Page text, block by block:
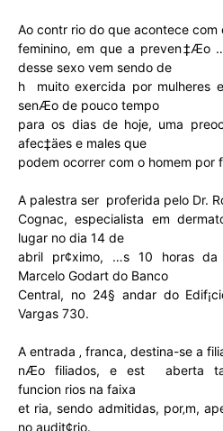
Ao contr rio do que acontece com
feminino, em que a preven‡Æo
desse sexo vem sendo de
h muito exercida por mulheres
senÆo de pouco tempo
para os dias de hoje, uma
afec‡äes e males que
podem ocorrer com o homem por
A palestra ser proferida pelo Dr.
Cognac, especialista em
lugar no dia 14 de
abril pr¢ximo, …s 10 horas
Marcelo Godart do Banco
Central, no 24§ andar do
Vargas 730.
A entrada ‚ franca, destina-se a
nÆo filiados, e est aberta
funcion rios na faixa
et ria, sendo admitidas, por‚m,
no audit¢rio.